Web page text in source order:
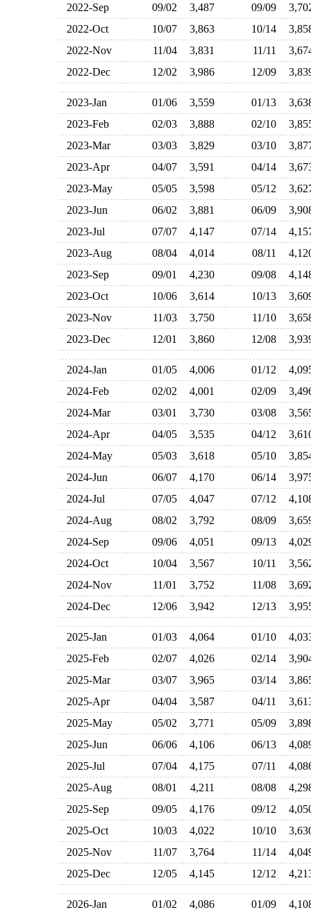
2022-Sep
09/02 3,487 09/09
2022-Oct
10/07 3,863 10/14
2022-Nov
11/04 3,831 11/11
2022-Dec
12/02 3,986 12/09
2023-Jan 01/06 3,559 01/13
2023-Feb
02/03 3,888 02/10
2023-Mar
03/03 3,829 03/10
2023-Apr
04/07 3,591 04/14
2023-May
05/05 3,598 05/12
2023-Jun
06/02 3,881 06/09
2023-Jul
07/07 4,147 07/14
2023-Aug
08/04 4,014 08/11
2023-Sep
09/01 4,230 09/08
2023-Oct
10/06 3,614 10/13
2023-Nov
11/03 3,750 11/10
2023-Dec
12/01 3,860 12/08
2024-Jan 01/05 4,006 01/12
2024-Feb
02/02 4,001 02/09
2024-Mar
03/01 3,730 03/08
2024-Apr
04/05 3,535 04/12
2024-May
05/03 3,618 05/10
2024-Jun
06/07 4,170 06/14
2024-Jul
07/05 4,047 07/12
2024-Aug
08/02 3,792 08/09
2024-Sep
09/06 4,051 09/13
2024-Oct
10/04 3,567 10/11
2024-Nov
11/01 3,752 11/08
2024-Dec
12/06 3,942 12/13
2025-Jan 01/03 4,064 01/10
2025-Feb
02/07 4,026 02/14
2025-Mar
03/07 3,965 03/14
2025-Apr
04/04 3,587 04/11
2025-May
05/02 3,771 05/09
2025-Jun
06/06 4,106 06/13
2025-Jul
07/04 4,175 07/11
2025-Aug
08/01 4,211 08/08
2025-Sep
09/05 4,176 09/12
2025-Oct
10/03 4,022 10/10
2025-Nov
11/07 3,764 11/14
2025-Dec
12/05 4,145 12/12
2026-Jan 01/02 4,086 01/09